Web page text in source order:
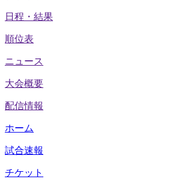
日程・結果
順位表
ニュース
大会概要
配信情報
ホーム
試合速報
チケット